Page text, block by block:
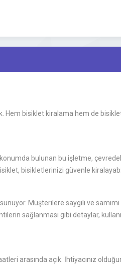
Hem bisiklet kiralama hem de
konumda bulunan bu işletme,
bisikletlerinizi güvenle
Müşterilere saygılı ve samimi
sağlanması gibi detaylar,
arasında açık. İhtiyacınız